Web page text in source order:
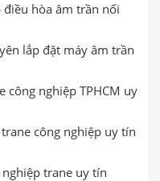
hòa âm trần nối
lắp đặt máy âm trần
công nghiệp TPHCM uy
công nghiệp uy tín
trane uy tín